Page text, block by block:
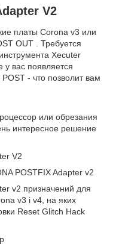
V2
платы Corona v3 или
OUT . Требуется
Xecuter
у вас появляется
- что позволит вам
или обрезания
интересное решение
V2
POSTFIX Adapter v2
v2 призначений для
v3 і v4, на яких
Reset Glitch Hack